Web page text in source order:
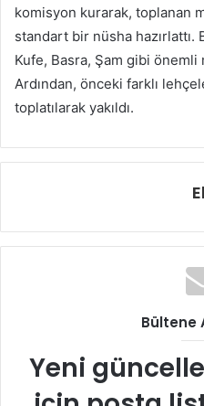
komisyon kurarak, toplanan
standart bir nüsha
Kufe, Basra, Şam gibi
Ardından, önceki farklı
toplatılarak yakıldı.
Bültene
Yeni